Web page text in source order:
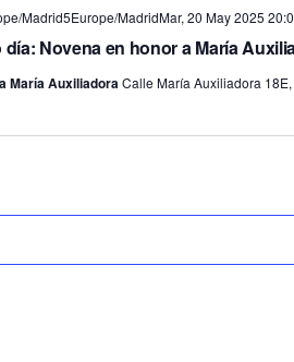
día: Novena en honor a María
Madrid5Europe/MadridMar, 20 May 2025
María Auxiliadora Calle María Auxiliadora